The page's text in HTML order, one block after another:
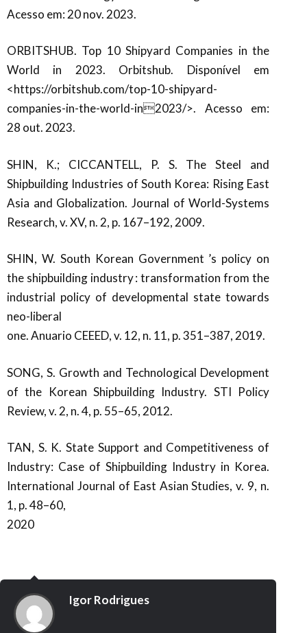
Acesso em: 20 nov. 2023.
ORBITSHUB. Top 10 Shipyard Companies in the
World in 2023. Orbitshub. Disponível em
<https://orbitshub.com/top-10-shipyard-
companies-in-the-world-in2023/>. Acesso em:
28 out. 2023.
SHIN, K.; CICCANTELL, P. S. The Steel and
Shipbuilding Industries of South Korea: Rising East
Asia and Globalization. Journal of World-Systems
Research, v. XV, n. 2, p. 167–192, 2009.
SHIN, W. South Korean Government ’s policy on
the shipbuilding industry : transformation from the
industrial policy of developmental state towards
neo-liberal
one. Anuario CEEED, v. 12, n. 11, p. 351–387, 2019.
SONG, S. Growth and Technological Development
of the Korean Shipbuilding Industry. STI Policy
Review, v. 2, n. 4, p. 55–65, 2012.
TAN, S. K. State Support and Competitiveness of
Industry: Case of Shipbuilding Industry in Korea.
International Journal of East Asian Studies, v. 9, n.
1, p. 48–60,
2020
Igor Rodrigues